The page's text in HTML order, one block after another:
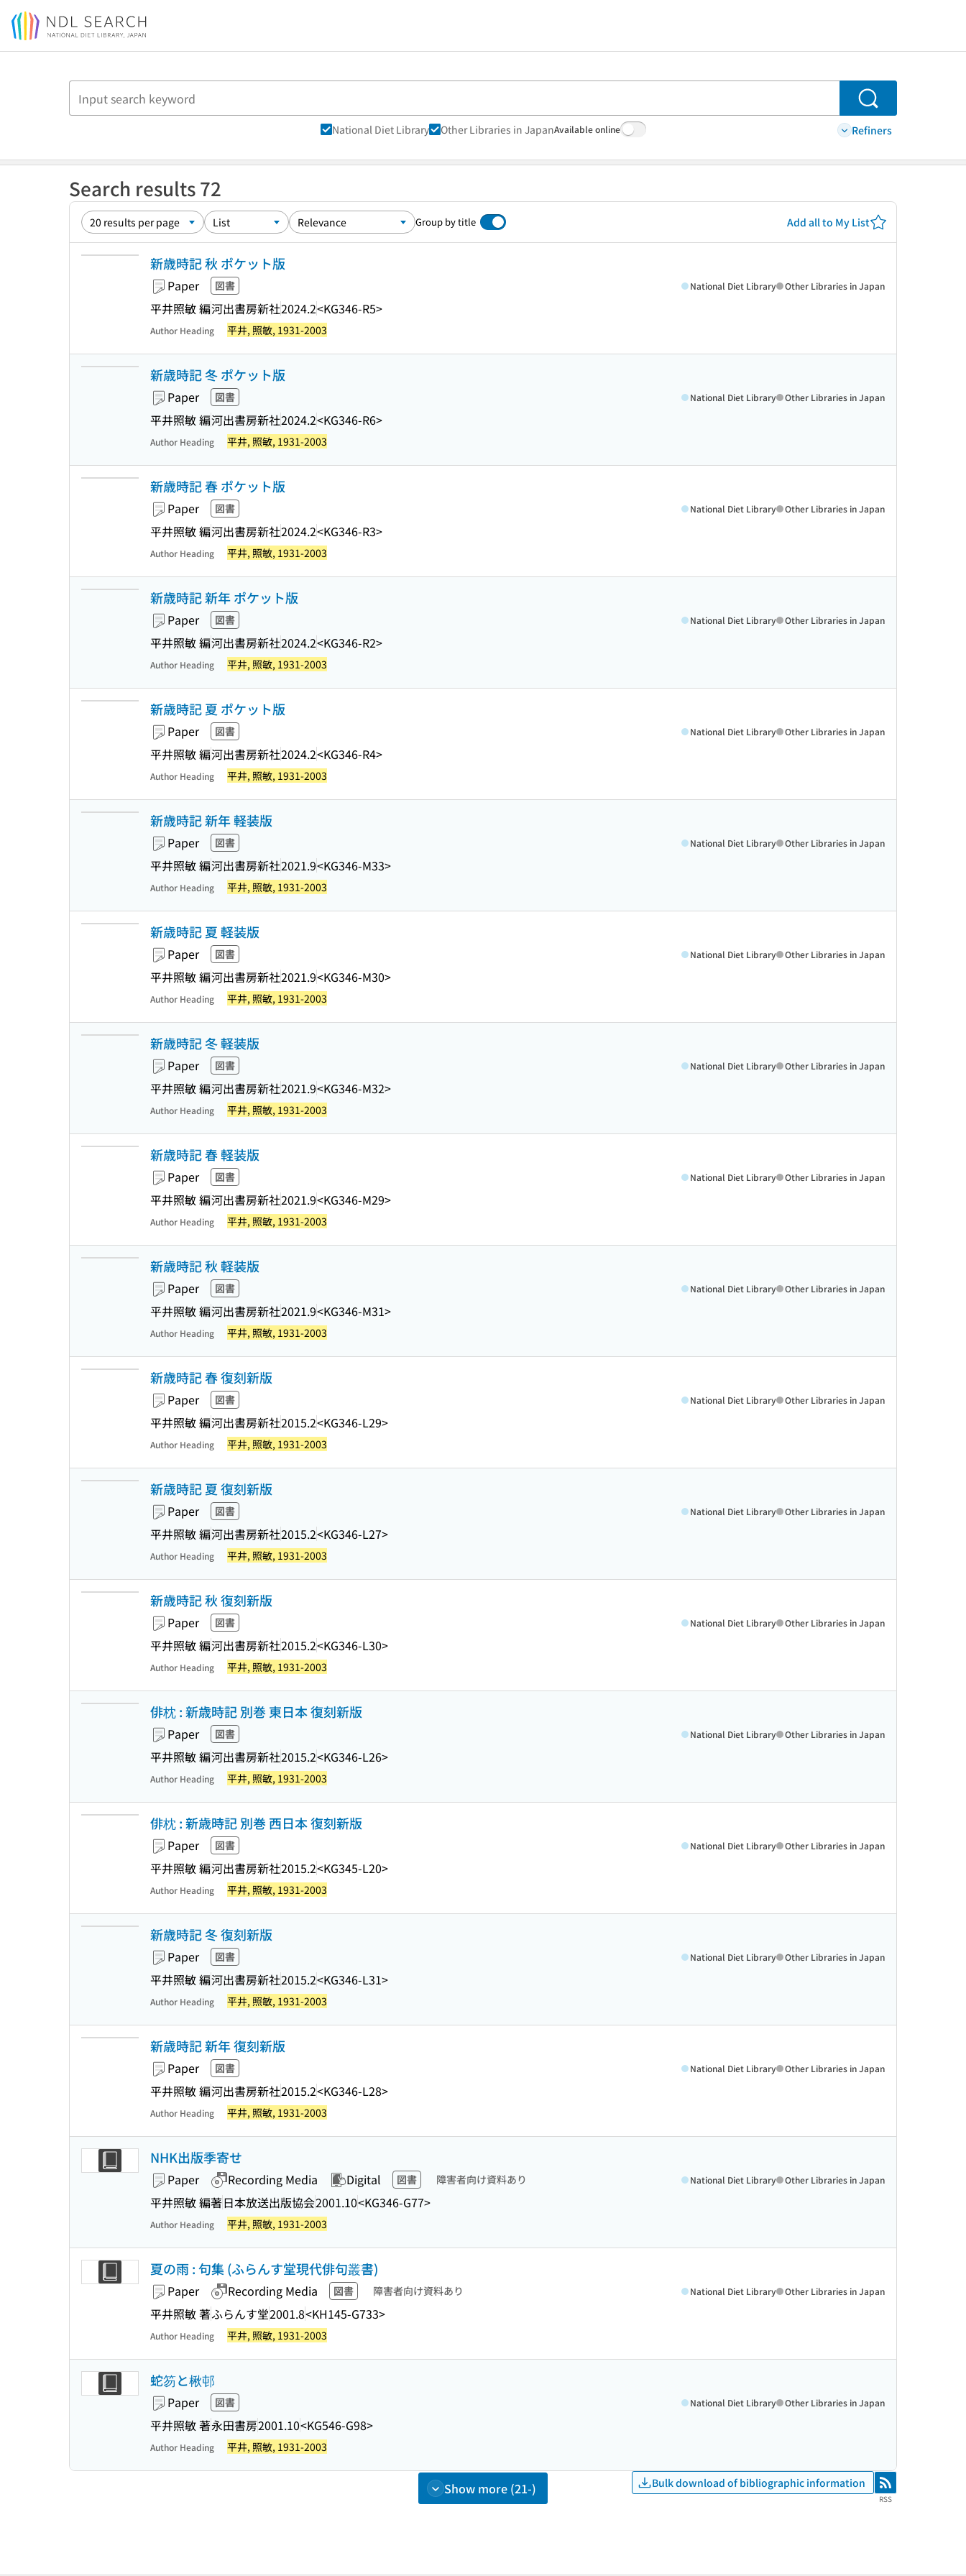
Jump to main content
Search
National Diet Library Other Libraries in JapanAvailable online Refiners
Search results 72
Group by title Add all to My List
新歳時記 秋 ポケット版
Paper 図書
平井照敏 編河出書房新社2024.2<KG346-R5>
National Diet Library Other Libraries in Japan
Author Heading 平井, 照敏, 1931-2003
新歳時記 冬 ポケット版
Paper 図書
平井照敏 編河出書房新社2024.2<KG346-R6>
National Diet Library Other Libraries in Japan
Author Heading 平井, 照敏, 1931-2003
新歳時記 春 ポケット版
Paper 図書
平井照敏 編河出書房新社2024.2<KG346-R3>
National Diet Library Other Libraries in Japan
Author Heading 平井, 照敏, 1931-2003
新歳時記 新年 ポケット版
Paper 図書
平井照敏 編河出書房新社2024.2<KG346-R2>
National Diet Library Other Libraries in Japan
Author Heading 平井, 照敏, 1931-2003
新歳時記 夏 ポケット版
Paper 図書
平井照敏 編河出書房新社2024.2<KG346-R4>
National Diet Library Other Libraries in Japan
Author Heading 平井, 照敏, 1931-2003
新歳時記 新年 軽装版
Paper 図書
平井照敏 編河出書房新社2021.9<KG346-M33>
National Diet Library Other Libraries in Japan
Author Heading 平井, 照敏, 1931-2003
新歳時記 夏 軽装版
Paper 図書
平井照敏 編河出書房新社2021.9<KG346-M30>
National Diet Library Other Libraries in Japan
Author Heading 平井, 照敏, 1931-2003
新歳時記 冬 軽装版
Paper 図書
平井照敏 編河出書房新社2021.9<KG346-M32>
National Diet Library Other Libraries in Japan
Author Heading 平井, 照敏, 1931-2003
新歳時記 春 軽装版
Paper 図書
平井照敏 編河出書房新社2021.9<KG346-M29>
National Diet Library Other Libraries in Japan
Author Heading 平井, 照敏, 1931-2003
新歳時記 秋 軽装版
Paper 図書
平井照敏 編河出書房新社2021.9<KG346-M31>
National Diet Library Other Libraries in Japan
Author Heading 平井, 照敏, 1931-2003
新歳時記 春 復刻新版
Paper 図書
平井照敏 編河出書房新社2015.2<KG346-L29>
National Diet Library Other Libraries in Japan
Author Heading 平井, 照敏, 1931-2003
新歳時記 夏 復刻新版
Paper 図書
平井照敏 編河出書房新社2015.2<KG346-L27>
National Diet Library Other Libraries in Japan
Author Heading 平井, 照敏, 1931-2003
新歳時記 秋 復刻新版
Paper 図書
平井照敏 編河出書房新社2015.2<KG346-L30>
National Diet Library Other Libraries in Japan
Author Heading 平井, 照敏, 1931-2003
俳枕 : 新歳時記 別巻 東日本 復刻新版
Paper 図書
平井照敏 編河出書房新社2015.2<KG346-L26>
National Diet Library Other Libraries in Japan
Author Heading 平井, 照敏, 1931-2003
俳枕 : 新歳時記 別巻 西日本 復刻新版
Paper 図書
平井照敏 編河出書房新社2015.2<KG345-L20>
National Diet Library Other Libraries in Japan
Author Heading 平井, 照敏, 1931-2003
新歳時記 冬 復刻新版
Paper 図書
平井照敏 編河出書房新社2015.2<KG346-L31>
National Diet Library Other Libraries in Japan
Author Heading 平井, 照敏, 1931-2003
新歳時記 新年 復刻新版
Paper 図書
平井照敏 編河出書房新社2015.2<KG346-L28>
National Diet Library Other Libraries in Japan
Author Heading 平井, 照敏, 1931-2003
NHK出版季寄せ
Paper Recording Media Digital 図書 障害者向け資料あり
平井照敏 編著日本放送出版協会2001.10<KG346-G77>
National Diet Library Other Libraries in Japan
Author Heading 平井, 照敏, 1931-2003
夏の雨 : 句集 (ふらんす堂現代俳句叢書)
Paper Recording Media 図書 障害者向け資料あり
平井照敏 著ふらんす堂2001.8<KH145-G733>
National Diet Library Other Libraries in Japan
Author Heading 平井, 照敏, 1931-2003
蛇笏と楸邨
Paper 図書
平井照敏 著永田書房2001.10<KG546-G98>
National Diet Library Other Libraries in Japan
Author Heading 平井, 照敏, 1931-2003
Show more (21-) Bulk download of bibliographic information RSS
RSS